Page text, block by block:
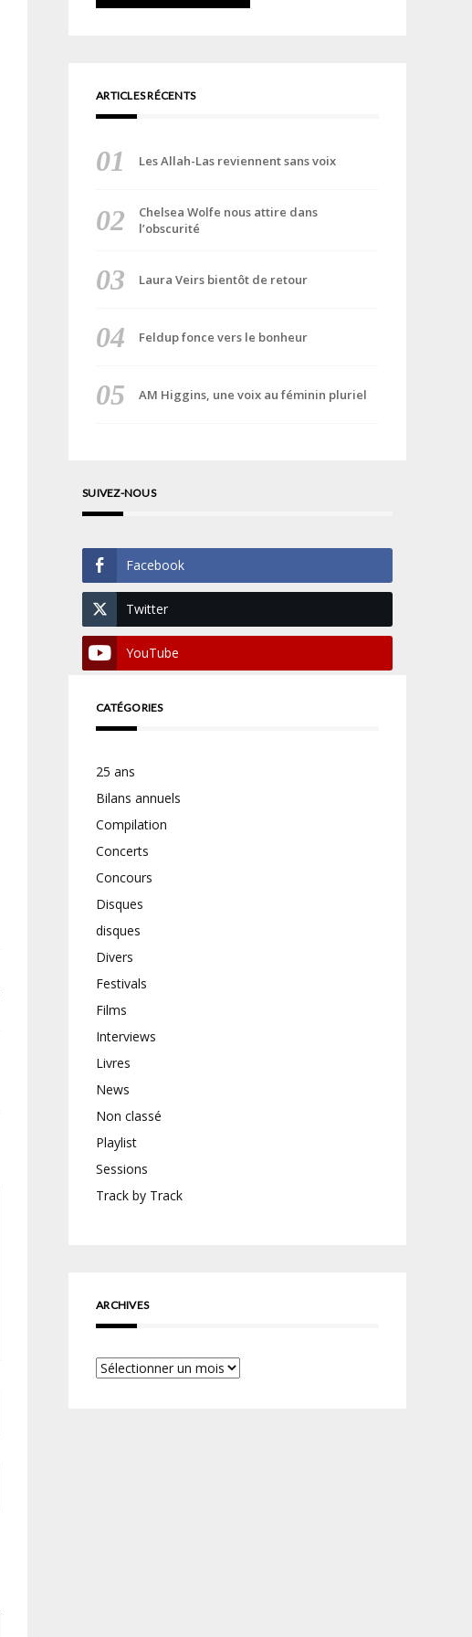
ARTICLES RÉCENTS
Les Allah-Las reviennent sans voix
Chelsea Wolfe nous attire dans
l’obscurité
Laura Veirs bientôt de retour
Feldup fonce vers le bonheur
AM Higgins, une voix au féminin pluriel
SUIVEZ-NOUS
Facebook
Twitter
YouTube
CATÉGORIES
25 ans
Bilans annuels
Compilation
Concerts
Concours
Disques
disques
Divers
Festivals
Films
Interviews
Livres
News
Non classé
Playlist
Sessions
Track by Track
ARCHIVES
Archives